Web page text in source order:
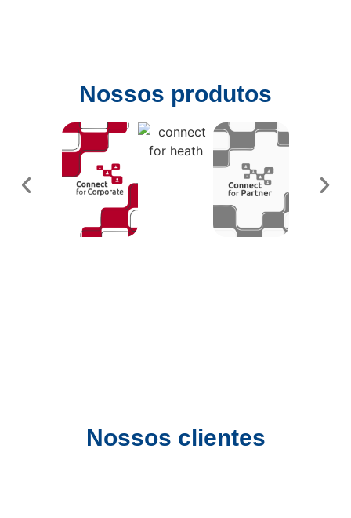
Nossos produtos
Nossos clientes